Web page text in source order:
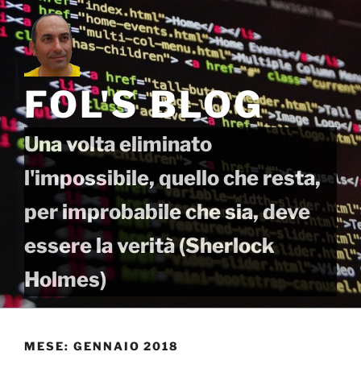
Salta
al
contenuto
FOL'S BLOG
Una volta eliminato
l'impossibile, quello che resta,
per improbabile che sia, deve
essere la verità (Sherlock
Holmes)
MESE: GENNAIO 2018